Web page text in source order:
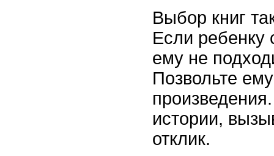
Выбор книг
Если ребенку
ему не
Позвольте
истории,
отклик.